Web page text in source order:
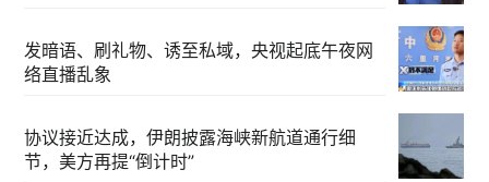
发暗语、刷礼物、诱至私域，央视起底午夜网
络直播乱象
协议接近达成，伊朗披露海峡新航道通行细
节，美方再提“倒计时”